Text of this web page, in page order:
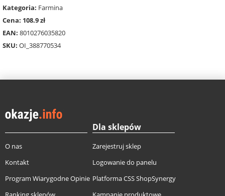
Kategoria: Farmina
Cena: 108.9 zł
EAN: 8010276035820
SKU: OI_388770534
O nas
Kontakt
Program Wiarygodne Opinie
Dla sklepów
Zarejestruj sklep
Logowanie do panelu
Platforma CSS ShopSynergy